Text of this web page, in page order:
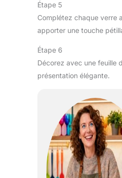
Étape 5
Complétez chaque verre
apporter une touche
Étape 6
Décorez avec une feuille
présentation élégante.